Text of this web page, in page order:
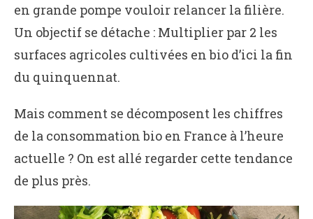
en grande pompe vouloir relancer la filière.
Un objectif se détache : Multiplier par 2 les
surfaces agricoles cultivées en bio d’ici la fin
du quinquennat.
Mais comment se décomposent les chiffres
de la consommation bio en France à l’heure
actuelle ? On est allé regarder cette tendance
de plus près.